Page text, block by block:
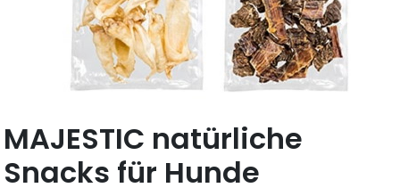
MAJESTIC natürliche
Snacks für Hunde